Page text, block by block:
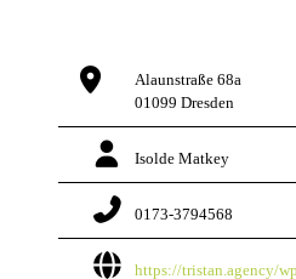
Alaunstraße 68a
01099 Dresden
Isolde Matkey
0173-3794568
https://tristan.agency/